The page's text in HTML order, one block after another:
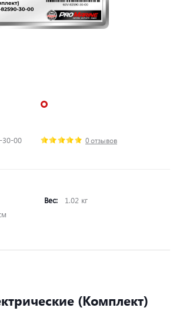
30-00 0 отзывов
Вес:
1.02 кг
(Комплект)